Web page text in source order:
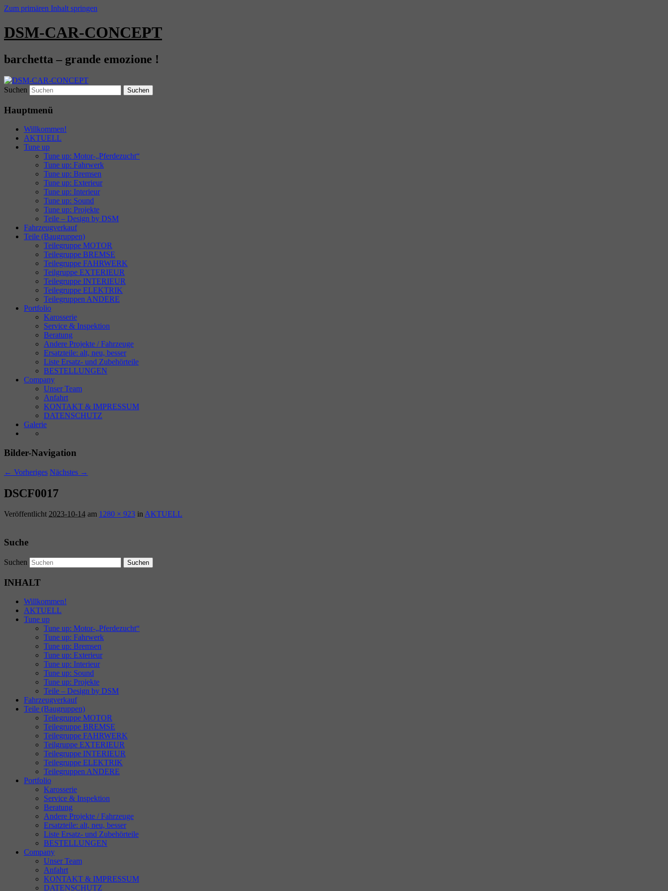
Zum primären Inhalt springen
DSM-CAR-CONCEPT
barchetta – grande emozione !
Suchen
Hauptmenü
Willkommen!
AKTUELL
Tune up
Tune up: Motor-„Pferdezucht“
Tune up: Fahrwerk
Tune up: Bremsen
Tune up: Exterieur
Tune up: Interieur
Tune up: Sound
Tune up: Projekte
Teile – Design by DSM
Fahrzeugverkauf
Teile (Baugruppen)
Teilegruppe MOTOR
Teilegruppe BREMSE
Teilegruppe FAHRWERK
Teilgruppe EXTERIEUR
Teilegruppe INTERIEUR
Teilegruppe ELEKTRIK
Teilegruppen ANDERE
Portfolio
Karosserie
Service & Inspektion
Beratung
Andere Projekte / Fahrzeuge
Ersatzteile: alt, neu, besser
Liste Ersatz- und Zubehörteile
BESTELLUNGEN
Company
Unser Team
Anfahrt
KONTAKT & IMPRESSUM
DATENSCHUTZ
Galerie
Bilder-Navigation
← Vorheriges Nächstes →
DSCF0017
Veröffentlicht 2023-10-14 am 1280 × 923 inAKTUELL
Suche
Suchen
INHALT
Willkommen!
AKTUELL
Tune up
Tune up: Motor-„Pferdezucht“
Tune up: Fahrwerk
Tune up: Bremsen
Tune up: Exterieur
Tune up: Interieur
Tune up: Sound
Tune up: Projekte
Teile – Design by DSM
Fahrzeugverkauf
Teile (Baugruppen)
Teilegruppe MOTOR
Teilegruppe BREMSE
Teilegruppe FAHRWERK
Teilgruppe EXTERIEUR
Teilegruppe INTERIEUR
Teilegruppe ELEKTRIK
Teilegruppen ANDERE
Portfolio
Karosserie
Service & Inspektion
Beratung
Andere Projekte / Fahrzeuge
Ersatzteile: alt, neu, besser
Liste Ersatz- und Zubehörteile
BESTELLUNGEN
Company
Unser Team
Anfahrt
KONTAKT & IMPRESSUM
DATENSCHUTZ